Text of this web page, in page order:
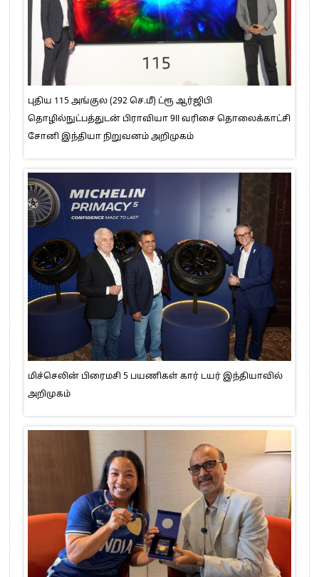
புதிய 115 அங்குல (292 செ.மீ) ட்ரூ ஆர்ஜிபி
தொழில்நுட்பத்துடன் பிராவியா 9II வரிசை தொலைக்காட்சி
சோனி இந்தியா நிறுவனம் அறிமுகம்
மிச்செலின் பிரைமசி 5 பயணிகள் கார் டயர் இந்தியாவில்
அறிமுகம்